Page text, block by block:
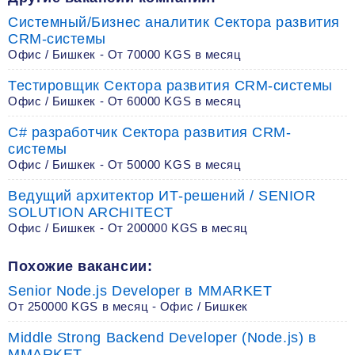
Похожие вакансии:
Senior Node.js Developer в MMARKET
От 250000 KGS в месяц - Офис / Бишкек
Middle Strong Backend Developer (Node.js) в
Системный/Бизнес аналитик Сектора развития
CRM-системы
Офис / Бишкек - От 70000 KGS в месяц
Тестировщик Сектора развития CRM-системы
Офис / Бишкек - От 60000 KGS в месяц
C# разработчик Сектора развития CRM-
системы
Офис / Бишкек - От 50000 KGS в месяц
Ведущий архитектор ИТ-решений / SENIOR
SOLUTION ARCHITECT
Офис / Бишкек - От 200000 KGS в месяц